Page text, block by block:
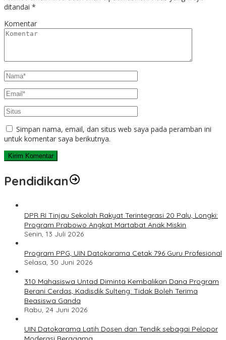
ditandai *
Komentar
Simpan nama, email, dan situs web saya pada peramban ini
untuk komentar saya berikutnya.
Pendidikan
DPR RI Tinjau Sekolah Rakyat Terintegrasi 20 Palu, Longki:
Program Prabowo Angkat Martabat Anak Miskin
Senin, 13 Juli 2026
Program PPG, UIN Datokarama Cetak 796 Guru Profesional
Selasa, 30 Juni 2026
310 Mahasiswa Untad Diminta Kembalikan Dana Program
Berani Cerdas, Kadisdik Sulteng: Tidak Boleh Terima
Beasiswa Ganda
Rabu, 24 Juni 2026
UIN Datokarama Latih Dosen dan Tendik sebagai Pelopor